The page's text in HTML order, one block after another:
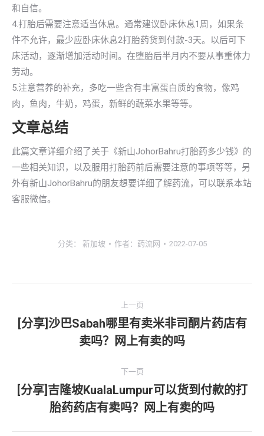
和自信。
4.打胎后需要注意适当休息。通常建议卧床休息1周，如果条
件不允许，最少应卧床休息2打胎药货到付款-3天。以后可下
床活动，逐渐增加活动时间。在堕胎后半月内不要从事重体力
劳动。
5.注意营养的补充，多吃一些含有丰富蛋白质的食物，像鸡
肉，鱼肉，牛奶，鸡蛋，新鲜的蔬菜水果等等。
文章总结
此篇文章详细介绍了关于《新山JohorBahru打胎药多少钱》的
一些相关知识，以及服用打胎药前后需要注意的事项等等，另
外有新山JohorBahru的朋友想要详细了解药流，可以联系本站
客服微信。
分类： 新加坡 作者： 药流网 2022-07-05
章
上一页
上
一
[分享]沙巴Sabah哪里有卖米非司酮片药店有
卖吗？网上有卖的吗
下一页
下
一
文
[分享]吉隆坡KualaLumpur可以货到付款的打
胎药药店有卖吗？网上有卖的吗